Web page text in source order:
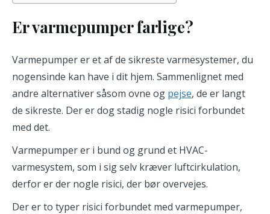
Er varmepumper farlige?
Varmepumper er et af de sikreste varmesystemer, du
nogensinde kan have i dit hjem. Sammenlignet med
andre alternativer såsom ovne og pejse, de er langt
de sikreste. Der er dog stadig nogle risici forbundet
med det.
Varmepumper er i bund og grund et HVAC-
varmesystem, som i sig selv kræver luftcirkulation,
derfor er der nogle risici, der bør overvejes.
Der er to typer risici forbundet med varmepumper,